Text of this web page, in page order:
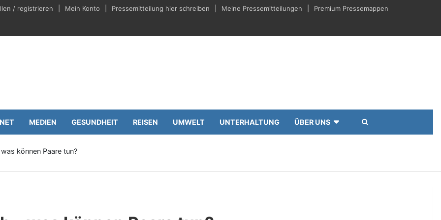
/ registrieren Mein Konto Pressemitteilung hier schreiben Meine Pressemitteilungen Premium Pressemappen
MEDIEN GESUNDHEIT REISEN UMWELT UNTERHALTUNG ÜBER UNS
können Paare tun?